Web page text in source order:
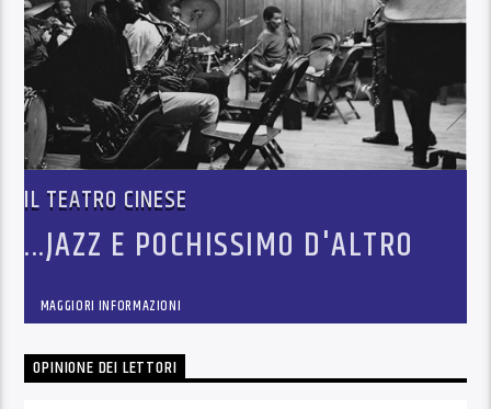
IL TEATRO CINESE
...JAZZ E POCHISSIMO D'ALTRO
MAGGIORI INFORMAZIONI
OPINIONE DEI LETTORI